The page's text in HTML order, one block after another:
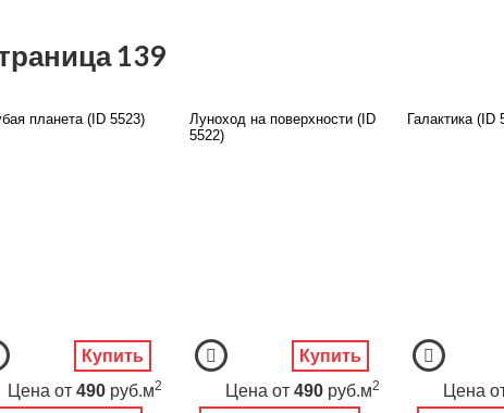
139
планета (ID 5523)
Цена от 490 руб.м2
Купить
Луноход на поверхности (ID
5522)
Цена от 490 руб.м2
Купить
Галактика (ID
Цена